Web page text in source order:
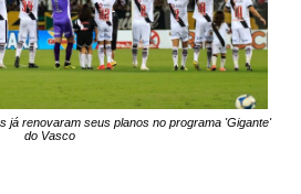
já renovaram seus planos no programa 'Gigante'
do Vasco